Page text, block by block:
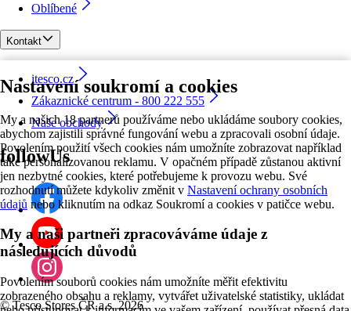
Nastavení soukromí a cookies
My a našich 18 partnerů používáme nebo ukládáme soubory cookies,
abychom zajistili správné fungování webu a zpracovali osobní údaje.
Povolením použití všech cookies nám umožníte zobrazovat například
také personalizovanou reklamu. V opačném případě zůstanou aktivní
jen nezbytné cookies, které potřebujeme k provozu webu. Své
rozhodnutí můžete kdykoliv změnit v Nastavení ochrany osobních
údajů nebo kliknutím na odkaz Soukromí a cookies v patičce webu.
My a naši partneři zpracováváme údaje z
následujících důvodů
Povolením souborů cookies nám umožníte měřit efektivitu
zobrazeného obsahu a reklamy, vytvářet uživatelské statistiky, ukládat
Oblíbené
Kontakt
itesco.cz
Zákaznické centrum - 800 222 555
Naše obchody
followUs
©Tesco Stores ČR a.s. 2026